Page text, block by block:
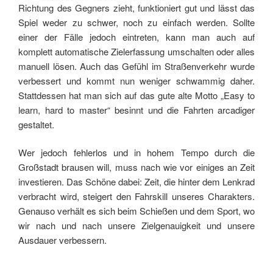
Richtung des Gegners zieht, funktioniert gut und lässt das
Spiel weder zu schwer, noch zu einfach werden. Sollte
einer der Fälle jedoch eintreten, kann man auch auf
komplett automatische Zielerfassung umschalten oder alles
manuell lösen. Auch das Gefühl im Straßenverkehr wurde
verbessert und kommt nun weniger schwammig daher.
Stattdessen hat man sich auf das gute alte Motto „Easy to
learn, hard to master“ besinnt und die Fahrten arcadiger
gestaltet.
Wer jedoch fehlerlos und in hohem Tempo durch die
Großstadt brausen will, muss nach wie vor einiges an Zeit
investieren. Das Schöne dabei: Zeit, die hinter dem Lenkrad
verbracht wird, steigert den Fahrskill unseres Charakters.
Genauso verhält es sich beim Schießen und dem Sport, wo
wir nach und nach unsere Zielgenauigkeit und unsere
Ausdauer verbessern.